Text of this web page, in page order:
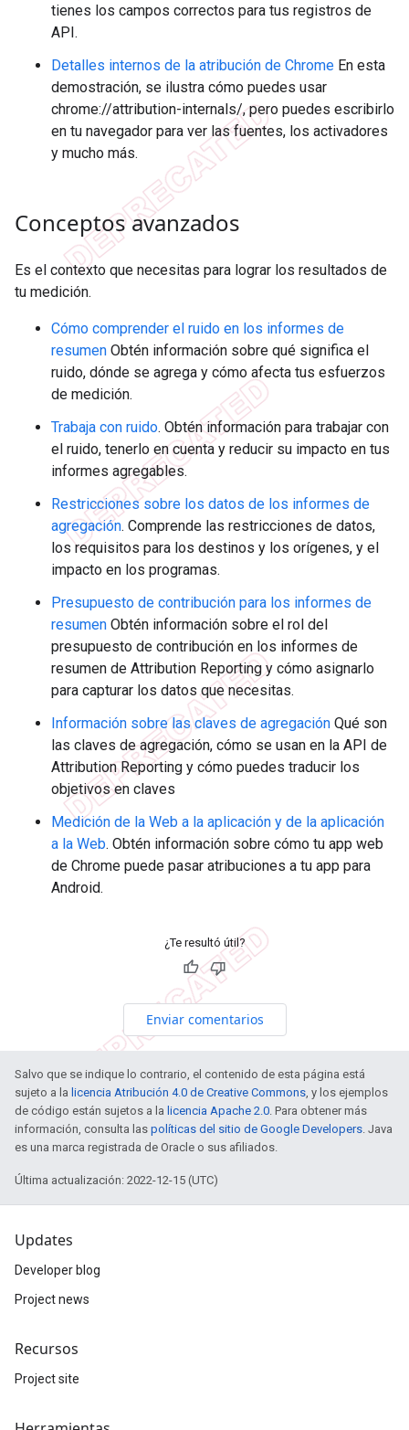
tienes los campos correctos para tus registros de
API.
Detalles internos de la atribución de Chrome En esta
demostración, se ilustra cómo puedes usar
chrome://attribution-internals/, pero puedes escribirlo
en tu navegador para ver las fuentes, los activadores
y mucho más.
Conceptos avanzados
Es el contexto que necesitas para lograr los resultados de
tu medición.
Cómo comprender el ruido en los informes de
resumen Obtén información sobre qué significa el
ruido, dónde se agrega y cómo afecta tus esfuerzos
de medición.
Trabaja con ruido. Obtén información para trabajar con
el ruido, tenerlo en cuenta y reducir su impacto en tus
informes agregables.
Restricciones sobre los datos de los informes de
agregación. Comprende las restricciones de datos,
los requisitos para los destinos y los orígenes, y el
impacto en los programas.
Presupuesto de contribución para los informes de
resumen Obtén información sobre el rol del
presupuesto de contribución en los informes de
resumen de Attribution Reporting y cómo asignarlo
para capturar los datos que necesitas.
Información sobre las claves de agregación Qué son
las claves de agregación, cómo se usan en la API de
Attribution Reporting y cómo puedes traducir los
objetivos en claves
Medición de la Web a la aplicación y de la aplicación
a la Web. Obtén información sobre cómo tu app web
de Chrome puede pasar atribuciones a tu app para
Android.
¿Te resultó útil?
Enviar comentarios
Salvo que se indique lo contrario, el contenido de esta página está
sujeto a la licencia Atribución 4.0 de Creative Commons , y los ejemplos
de código están sujetos a la licencia Apache 2.0 . Para obtener más
información, consulta las políticas del sitio de Google Developers . Java
es una marca registrada de Oracle o sus afiliados.
Última actualización: 2022-12-15 (UTC)
Updates
Developer blog
Project news
Recursos
Project site